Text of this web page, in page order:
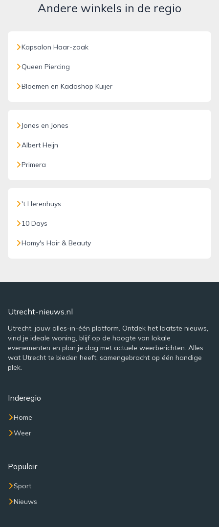
Andere winkels in de regio
Kapsalon Haar-zaak
Queen Piercing
Bloemen en Kadoshop Kuijer
Jones en Jones
Albert Heijn
Primera
't Herenhuys
10 Days
Homy's Hair & Beauty
Utrecht-nieuws.nl
Utrecht, jouw alles-in-één platform. Ontdek het laatste nieuws,
vind je ideale woning, blijf op de hoogte van lokale
evenementen en plan je dag met actuele weerberichten. Alles
wat Utrecht te bieden heeft, samengebracht op één handige
plek.
Inderegio
Home
Weer
Populair
Sport
Nieuws